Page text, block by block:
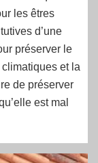
les êtres
d’une
préserver le
et la
de préserver
est mal